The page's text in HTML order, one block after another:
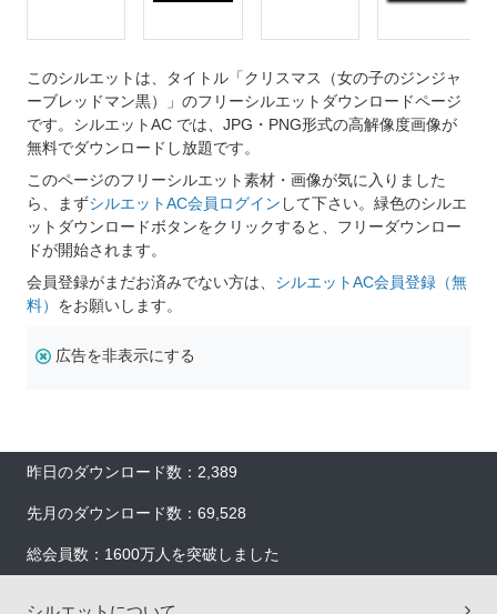
このシルエットは、タイトル「クリスマス（女の子のジンジャ
ーブレッドマン黒）」のフリーシルエットダウンロードページ
です。シルエットAC では、JPG・PNG形式の高解像度画像が
無料でダウンロードし放題です。
このページのフリーシルエット素材・画像が気に入りました
ら、まずシルエットAC会員ログイン して下さい。緑色のシルエ
ットダウンロードボタンをクリックすると、フリーダウンロー
ドが開始されます。
会員登録がまだお済みでない方は、 シルエットAC会員登録（無
料） をお願いします。
広告を非表示にする
昨日のダウンロード数：2,389
先月のダウンロード数：69,528
総会員数：1600万人を突破しました